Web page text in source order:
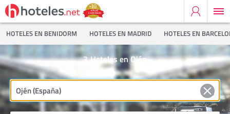
HOTELES EN BENIDORM HOTELES EN MADRID HOTELES EN
Hoteles en Ojén
3